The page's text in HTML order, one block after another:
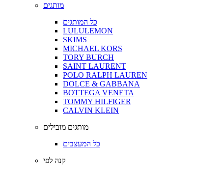
מותגים
כל המותגים
LULULEMON
SKIMS
MICHAEL KORS
TORY BURCH
SAINT LAURENT
POLO RALPH LAUREN
DOLCE & GABBANA
BOTTEGA VENETA
TOMMY HILFIGER
CALVIN KLEIN
מותגים מובילים
כל המעצבים
קנה לפי